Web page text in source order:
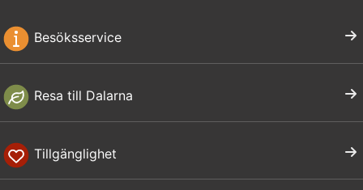
Besöksservice
Resa till Dalarna
Tillgänglighet